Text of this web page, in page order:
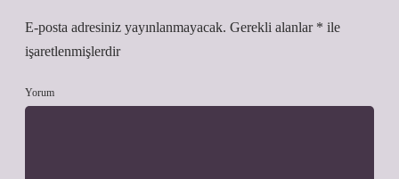
E-posta adresiniz yayınlanmayacak. Gerekli alanlar * ile
işaretlenmişlerdir
Yorum